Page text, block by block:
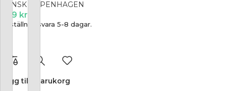
DANSK COPENHAGEN
499 kr
Beställningsvara 5-8 dagar.
Lägg till i varukorg